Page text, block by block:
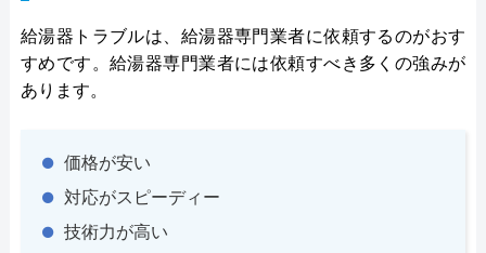
給湯器トラブルは、給湯器専門業者に依頼するのがおす
すめです。給湯器専門業者には依頼すべき多くの強みが
あります。
価格が安い
対応がスピーディー
技術力が高い